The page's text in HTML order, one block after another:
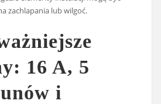
zachlapania lub wilgoć.
16 A, 5
i